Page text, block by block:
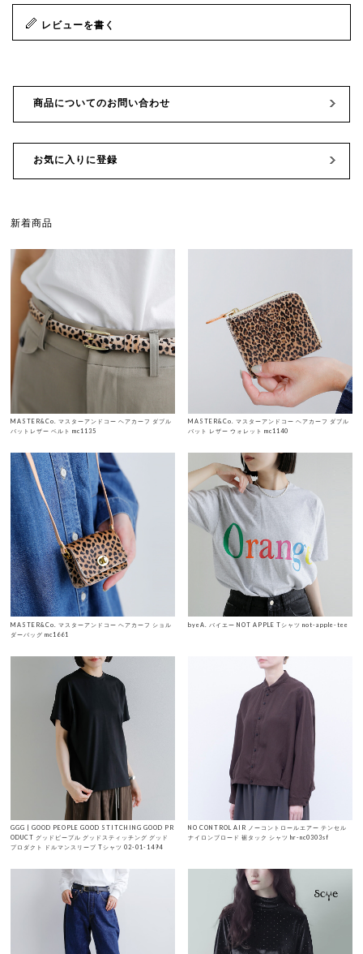
レビューを書く
商品についてのお問い合わせ
お気に入りに登録
新着商品
MASTER&Co. マスターアンドコー ヘアカーフ ダブル
バットレザー ベルト mc1135
MASTER&Co. マスターアンドコー ヘアカーフ ダブル
バット レザー ウォレット mc1140
MASTER&Co. マスターアンドコー ヘアカーフ ショル
ダーバッグ mc1661
byeA. バイエー NOT APPLE Tシャツ not-apple-tee
GGG | GOOD PEOPLE GOOD STITCHING GOOD PR
ODUCT グッドピープル グッドスティッチング グッド
プロダクト ドルマンスリーブ Tシャツ 02-01-1494
NO CONTROL AIR ノーコントロールエアー テンセル
ナイロンブロード 裾タック シャツ hr-nc0303sf